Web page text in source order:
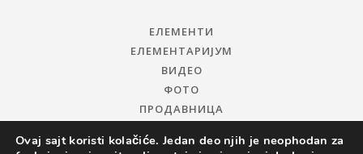
ЕЛЕМЕНТИ
ЕЛЕМЕНТАРИЈУМ
ВИДЕО
ФОТО
ПРОДАВНИЦА
Ovaj sajt koristi kolačiće. Jedan deo njih je neophodan za